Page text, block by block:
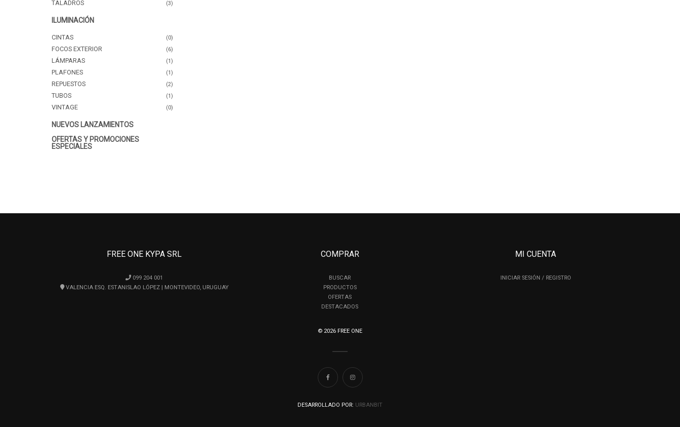
TALADROS (3)
ILUMINACIÓN
CINTAS (0)
FOCOS EXTERIOR (6)
LÁMPARAS (1)
PLAFONES (1)
REPUESTOS (2)
TUBOS (1)
VINTAGE (0)
NUEVOS LANZAMIENTOS
OFERTAS Y PROMOCIONES
ESPECIALES
FREE ONE KYPA SRL
099 204 001
VALENCIA ESQ. ESTANISLAO LÓPEZ | MONTEVIDEO, URUGUAY
COMPRAR
BUSCAR
PRODUCTOS
OFERTAS
DESTACADOS
MI CUENTA
INICIAR SESIÓN / REGISTRO
© 2026 FREE ONE
DESARROLLADO POR: URBANBIT